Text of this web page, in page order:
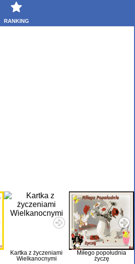
RANKING
Kartka z życzeniami
Wielkanocnymi
Miłego popołudnia
życzę